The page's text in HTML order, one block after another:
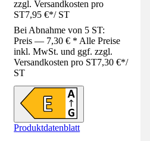
zzgl. Versandkosten pro
ST7,95 €*/ ST
Bei Abnahme von 5 ST:
Preis — 7,30 € * Alle Preise
inkl. MwSt. und ggf. zzgl.
Versandkosten pro ST7,30 €*/
ST
Produktdatenblatt